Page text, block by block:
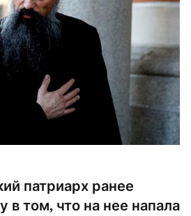
патриарх ранее
в том, что на нее напала